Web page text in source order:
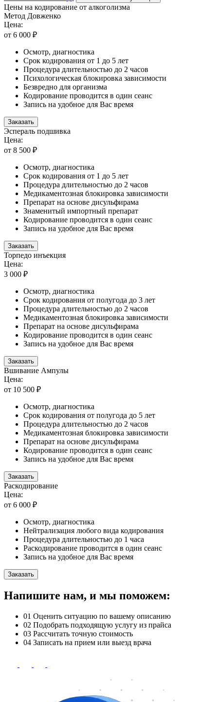
Цены на кодирование от алкоголизма
Метод Довженко
Цена:
от 6 000 ₽
Осмотр, диагностика
Срок кодирования от 1 до 5 лет
Процедура длительностью до 2 часов
Психологическая блокировка зависимости
Безвредно для организма
Кодирование проводится в один сеанс
Запись на удобное для Вас время
Заказать
Эспераль подшивка
Цена:
от 8 500 ₽
Осмотр, диагностика
Срок кодирования от 1 до 5 лет
Процедура длительностью до 2 часов
Медикаментозная блокировка зависимости
Препарат на основе дисульфирама
Знаменитый импортный препарат
Кодирование проводится в один сеанс
Запись на удобное для Вас время
Заказать
Торпедо инъекция
Цена:
3 000 ₽
Осмотр, диагностика
Срок кодирования от полугода до 3 лет
Процедура длительностью до 2 часов
Медикаментозная блокировка зависимости
Препарат на основе дисульфирама
Кодирование проводится в один сеанс
Запись на удобное для Вас время
Заказать
Вшивание Ампулы
Цена:
от 10 500 ₽
Осмотр, диагностика
Срок кодирования от полугода до 5 лет
Процедура длительностью до 2 часов
Медикаментозная блокировка зависимости
Препарат на основе дисульфирама
Кодирование проводится в один сеанс
Запись на удобное для Вас время
Заказать
Раскодирование
Цена:
от 6 000 ₽
Осмотр, диагностика
Нейтрализация любого вида кодирования
Процедура длительностью до 1 часа
Раскодирование проводится в один сеанс
Запись на удобное для Вас время
Заказать
Напишите нам, и мы поможем:
01 Оценить ситуацию по вашему описанию
02 Подобрать подходящую услугу из прайса
03 Рассчитать точную стоимость
04 Записать на прием или выезд врача